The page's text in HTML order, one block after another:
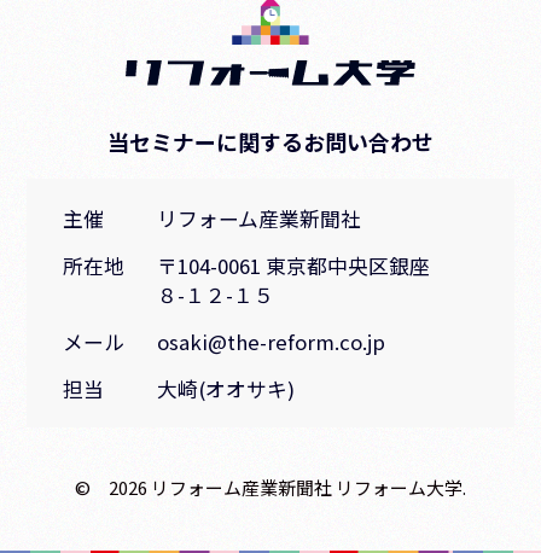
当セミナーに関するお問い合わせ
主催
リフォーム産業新聞社
所在地
〒104-0061 東京都中央区銀座
８-１２-１５
メール
osaki@the-reform.co.jp
担当
大崎(オオサキ)
© 2026 リフォーム産業新聞社 リフォーム大学.